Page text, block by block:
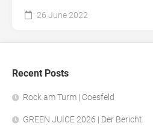
26 June 2022
Recent Posts
Rock am Turm | Coesfeld
GREEN JUICE 2026 | Der Bericht